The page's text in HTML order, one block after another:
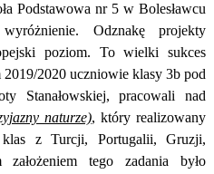
Podstawowa nr 5 w Bolesławcu
Odznakę projekty
poziom. To wielki sukces
2020 uczniowie klasy 3b pod
Stanałowskiej, pracowali nad
naturze), który realizowany
klas z Turcji, Portugalii, Gruzji,
tego zadania było